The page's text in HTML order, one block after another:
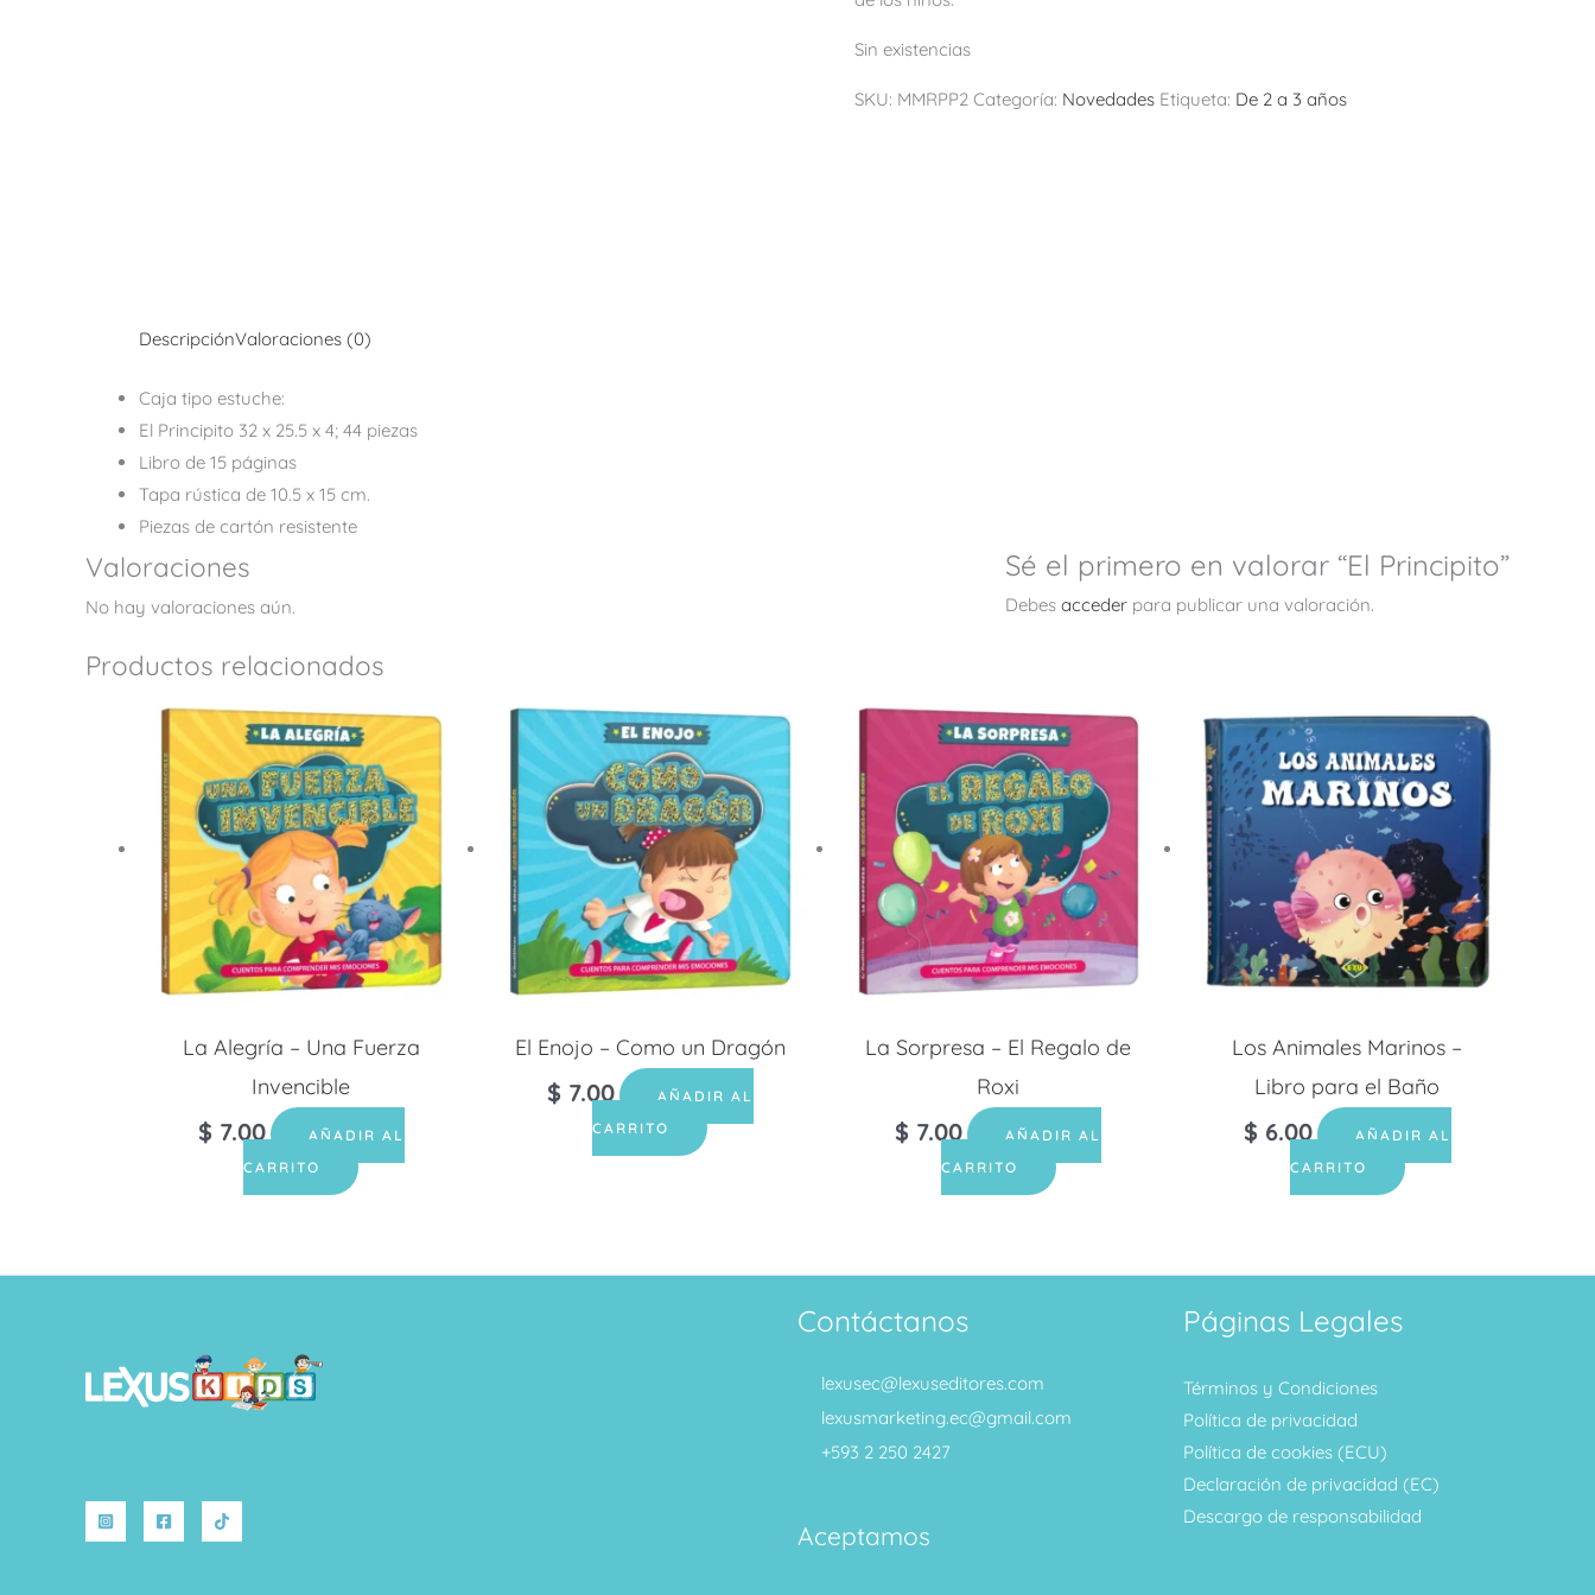
Sin existencias
SKU: MMRPP2 Categoría: Novedades Etiqueta: De 2 a 3 años
DescripciónValoraciones (0)
Caja tipo estuche:
El Principito 32 x 25.5 x 4; 44 piezas
Libro de 15 páginas
Tapa rústica de 10.5 x 15 cm.
Piezas de cartón resistente
Valoraciones
No hay valoraciones aún.
Sé el primero en valorar “El Principito”
Debes acceder para publicar una valoración.
Productos relacionados
La Alegría – Una Fuerza
Invencible
$ 7.00
AÑADIR AL
CARRITO
El Enojo – Como un Dragón
$ 7.00
AÑADIR AL
CARRITO
La Sorpresa – El Regalo de
Roxi
$ 7.00
AÑADIR AL
CARRITO
Los Animales Marinos –
Libro para el Baño
$ 6.00
AÑADIR AL
CARRITO
Contáctanos
lexusec@lexuseditores.com
lexusmarketing.ec@gmail.com
+593 2 250 2427
Aceptamos
Páginas Legales
Términos y Condiciones
Política de privacidad
Política de cookies (ECU)
Declaración de privacidad (EC)
Descargo de responsabilidad